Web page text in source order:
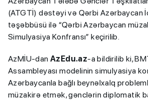
(ATGTİ) dəstəyi və Qərbi Azərbaycan
təşəbbüsü ilə “Qərbi Azərbaycan
Simulyasiya Konfransı” keçirilib.
AzMİU-dan AzEdu.az-a bildirilib ki,
Assambleyası modelinin simulyasiya
Azərbaycanla bağlı beynəlxalq
müzakirə etmək, gənclərin diplomatik